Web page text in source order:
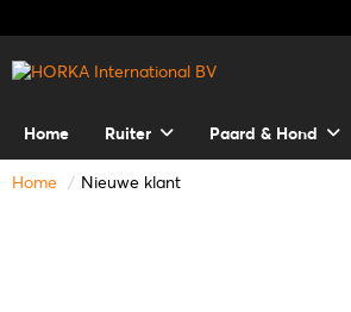
Home Ruiter Paard & Hond
Home Nieuwe klant